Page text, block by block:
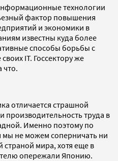
технологии
фактор повышения
и экономики в
известны куда более
способы борьбы с
IT. Госсектору же
что.
отличается страшной
производительность труда в
Именно поэтому по
мы не можем соперничать ни
страной мира, хотя еще в
опережали Японию.